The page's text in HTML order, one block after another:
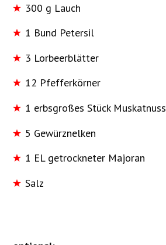
300 g Lauch
1 Bund Petersil
3 Lorbeerblätter
12 Pfefferkörner
1 erbsgroßes Stück Muskatnuss
5 Gewürznelken
1 EL getrockneter Majoran
Salz